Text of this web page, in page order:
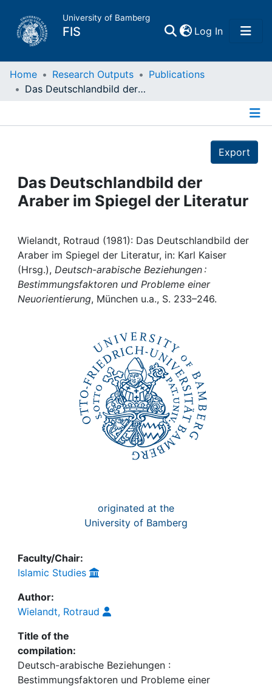
University of Bamberg
FIS Log In(current)
Home
Projects
People
Institutions
Awards
My FIS
Home Research Outputs
Publications
Das Deutschlandbild der Araber im Spiegel der Literatur
Export
Das Deutschlandbild der
Araber im Spiegel der Literatur
Wielandt, Rotraud (1981): Das Deutschlandbild der
Araber im Spiegel der Literatur, in: Karl Kaiser
(Hrsg.), Deutsch-arabische Beziehungen :
Bestimmungsfaktoren und Probleme einer
Neuorientierung, München u.a., S. 233–246.
originated at the
University of Bamberg
Faculty/Chair:
Islamic Studies
Author:
Wielandt, Rotraud
Title of the
compilation:
Deutsch-arabische Beziehungen :
Bestimmungsfaktoren und Probleme einer